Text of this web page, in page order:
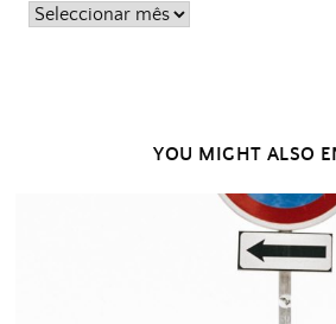
Posts
YOU MIGHT ALSO